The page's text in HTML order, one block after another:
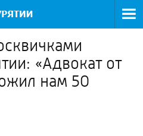
«Адвокат от
нам 50